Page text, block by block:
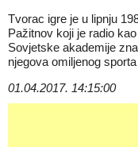
Tvorac igre je u lipnju
Pažitnov koji je radio
Sovjetske akademije
njegova omiljenog
01.04.2017. 14:15:00